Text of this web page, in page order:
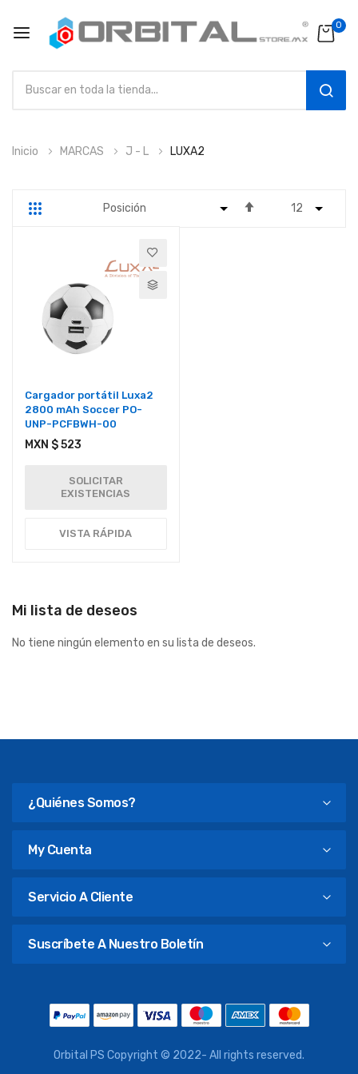
0
alInicio MARCAS J - L LUXA2
Parrilla
Cargador portátil Luxa2
2800 mAh Soccer PO-
UNP-PCFBWH-00
MXN $ 523
SOLICITAR
EXISTENCIAS
VISTA RÁPIDA
Mi lista de deseos
No tiene ningún elemento en su lista de deseos.
¿Quiénes Somos?
My Cuenta
Servicio A Cliente
Suscríbete A Nuestro Boletín
Orbital PS Copyright © 2022- All rights reserved.